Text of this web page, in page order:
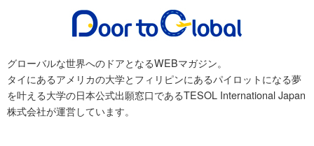
グローバルな世界へのドアとなるWEBマガジン。
タイにあるアメリカの大学とフィリピンにあるパイロットになる夢
を叶える大学の日本公式出願窓口であるTESOL International Japan
株式会社が運営しています。